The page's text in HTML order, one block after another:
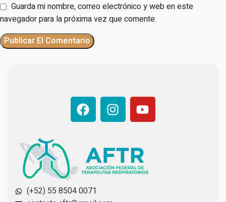
Guarda mi nombre, correo electrónico y web en este
navegador para la próxima vez que comente.
(+52) 55 8504 0071